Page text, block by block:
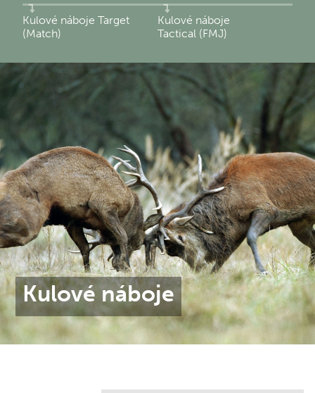
Kulové náboje Target
(Match)
Kulové náboje
Tactical (FMJ)
Kulové náboje